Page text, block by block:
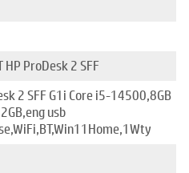
HP ProDesk 2 SFF
2 SFF G1i Core i5-14500,8GB
usb